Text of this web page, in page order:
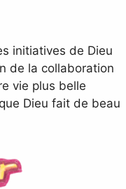
initiatives de Dieu
de la collaboration
vie plus belle
Dieu fait de beau